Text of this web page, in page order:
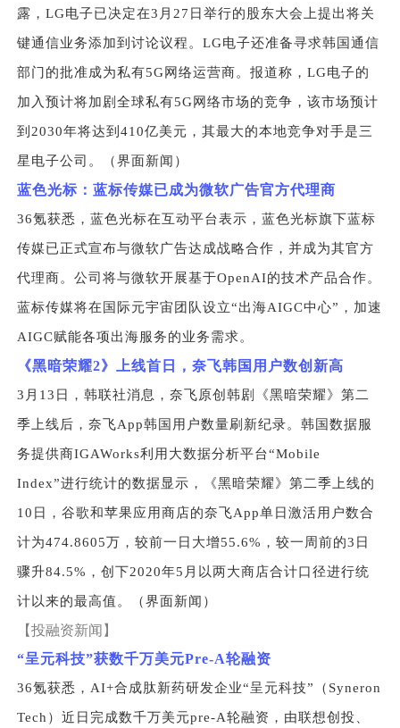
露，LG电子已决定在3月27日举行的股东大会上提出将关
键通信业务添加到讨论议程。LG电子还准备寻求韩国通信
部门的批准成为私有5G网络运营商。报道称，LG电子的
加入预计将加剧全球私有5G网络市场的竞争，该市场预计
到2030年将达到410亿美元，其最大的本地竞争对手是三
星电子公司。（界面新闻）
蓝色光标：蓝标传媒已成为微软广告官方代理商
36氪获悉，蓝色光标在互动平台表示，蓝色光标旗下蓝标
传媒已正式宣布与微软广告达成战略合作，并成为其官方
代理商。公司将与微软开展基于OpenAI的技术产品合作。
蓝标传媒将在国际元宇宙团队设立“出海AIGC中心”，加速
AIGC赋能各项出海服务的业务需求。
《黑暗荣耀2》上线首日，奈飞韩国用户数创新高
3 月13日，韩联社消息，奈飞原创韩剧《黑暗荣耀》第二
季上线后，奈飞App韩国用户数量刷新纪录。韩国数据服
务提供商IGAWorks利用大数据分析平台“Mobile
Index”进行统计的数据显示，《黑暗荣耀》第二季上线的
10日，谷歌和苹果应用商店的奈飞App单日激活用户数合
计为474.8605万，较前一日大增55.6%，较一周前的3日
骤升84.5%，创下2020年5月以两大商店合计口径进行统
计以来的最高值。（界面新闻）
【投融资新闻】
“呈元科技”获数千万美元Pre-A轮融资
36氪获悉，AI+合成肽新药研发企业“呈元科技”（Syneron
Tech）近日完成数千万美元pre-A轮融资，由联想创投、